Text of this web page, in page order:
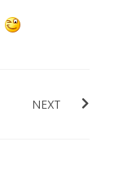
NEXT